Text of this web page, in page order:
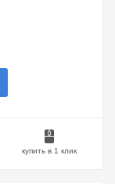
купить в 1 клик